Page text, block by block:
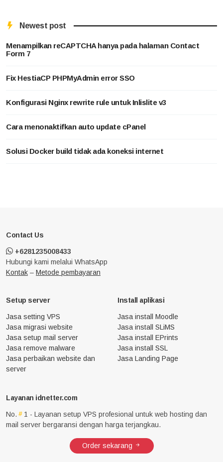
Newest post
Menampilkan reCAPTCHA hanya pada halaman Contact
Form 7
Fix HestiaCP PHPMyAdmin error SSO
Konfigurasi Nginx rewrite rule untuk Inlislite v3
Cara menonaktifkan auto update cPanel
Solusi Docker build tidak ada koneksi internet
Contact Us
+6281235008433
Hubungi kami melalui WhatsApp
Kontak – Metode pembayaran
Setup server
Jasa setting VPS
Jasa migrasi website
Jasa setup mail server
Jasa remove malware
Jasa perbaikan website dan
server
Install aplikasi
Jasa install Moodle
Jasa install SLiMS
Jasa install EPrints
Jasa install SSL
Jasa Landing Page
Layanan idnetter.com
No.
1 - Layanan setup VPS profesional untuk web hosting dan
mail server bergaransi dengan harga terjangkau.
Order sekarang